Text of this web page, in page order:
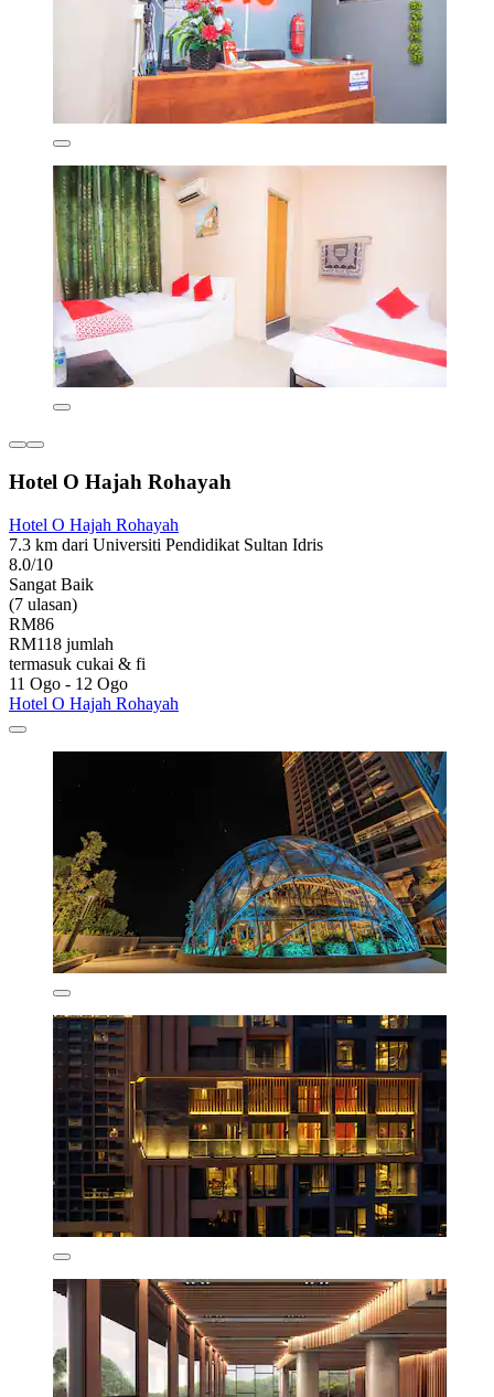
Hotel O Hajah Rohayah
Hotel O Hajah Rohayah
7.3 km dari Universiti Pendidikat Sultan Idris
8.0/10
Sangat Baik
(7 ulasan)
RM86
RM118 jumlah
termasuk cukai & fi
11 Ogo - 12 Ogo
Hotel O Hajah Rohayah